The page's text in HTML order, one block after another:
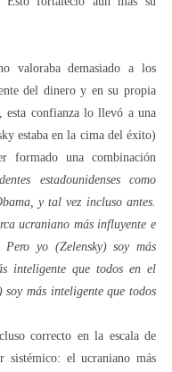
valoraba demasiado a los
del dinero y en su propia
esta confianza lo llevó a una
estaba en la cima del éxito)
formado una combinación
estadounidenses como
y ​​tal vez incluso antes.
ucraniano más influyente e
Pero yo (Zelensky) soy más
inteligente que todos en el
más inteligente que todos
correcto en la escala de
sistémico: el ucraniano más